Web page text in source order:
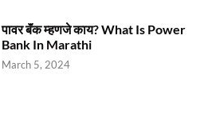
पावर बॅंक म्हणजे काय? What Is Power
Bank In Marathi
March 5, 2024